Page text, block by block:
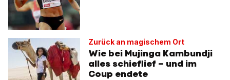
Zurück an magischem Ort
Wie bei Mujinga Kambundji
alles schieflief – und im
Coup endete